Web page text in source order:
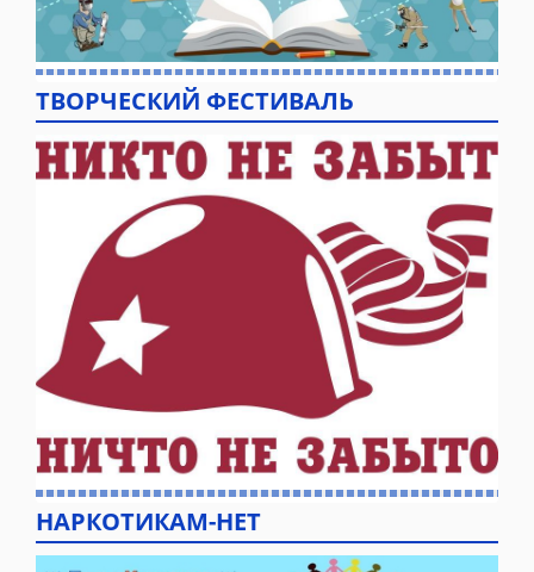
ТВОРЧЕСКИЙ ФЕСТИВАЛЬ
НАРКОТИКАМ-НЕТ